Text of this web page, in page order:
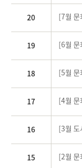
20 [7월 문
19 [6월 문
18 [5월 문
17 [4월 문
16 [3월 도
15 [2월